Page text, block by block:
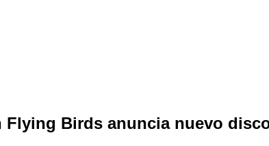
Flying Birds anuncia nuevo